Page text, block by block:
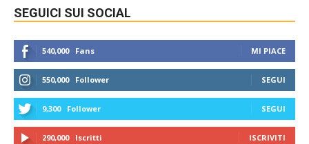
SEGUICI SUI SOCIAL
540,000 Fans MI PIACE
550,000 Follower SEGUI
9,300 Follower SEGUI
290,000 Iscritti ISCRIVITI